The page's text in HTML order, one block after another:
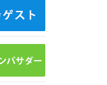
ブース等出店募集